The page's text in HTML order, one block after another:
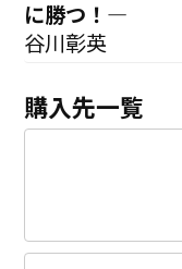
に勝つ！―
谷川彰英
購入先一覧